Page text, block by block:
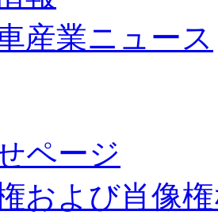
産業ニュース
ページ
および肖像